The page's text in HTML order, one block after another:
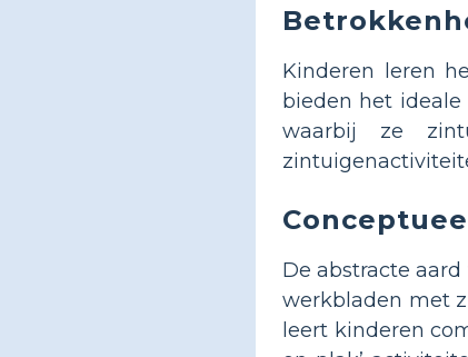
Kinderen leren
bieden het
waarbij ze
De abstracte
werkbladen met
leert kinderen